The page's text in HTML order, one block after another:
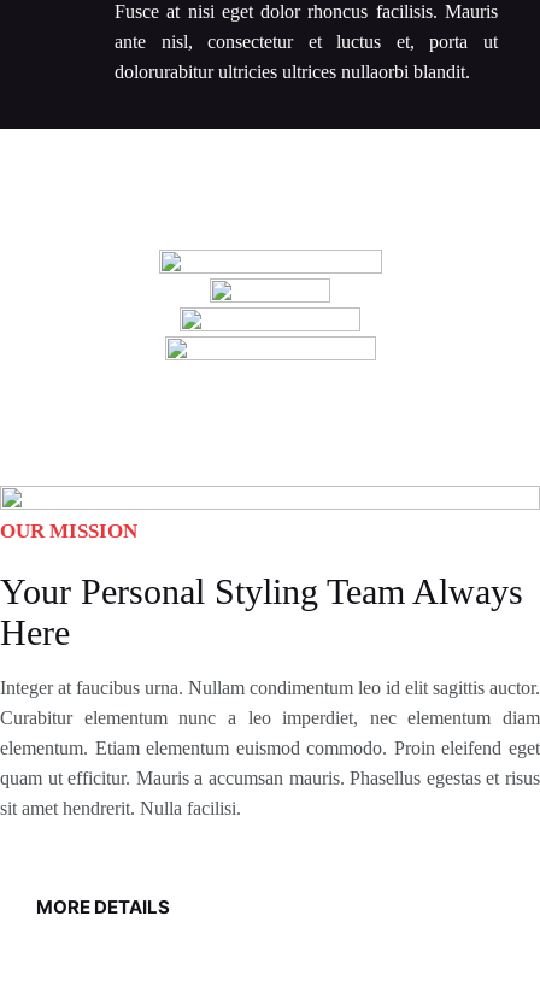
Fusce at nisi eget dolor rhoncus facilisis. Mauris
ante nisl, consectetur et luctus et, porta ut
dolorurabitur ultricies ultrices nullaorbi blandit.
OUR MISSION
Your Personal Styling Team Always
Here
Integer at faucibus urna. Nullam condimentum leo id elit sagittis auctor.
Curabitur elementum nunc a leo imperdiet, nec elementum diam
elementum. Etiam elementum euismod commodo. Proin eleifend eget
quam ut efficitur. Mauris a accumsan mauris. Phasellus egestas et risus
sit amet hendrerit. Nulla facilisi.
MORE DETAILS